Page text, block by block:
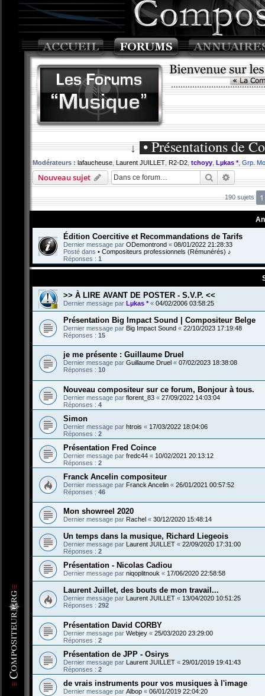
↓ • Présentations de
Modérateurs : lafaucheuse,Laurent JUILLET,R2-D2,tchoyy,Lµkas *,Grp.
Nouveau sujet Rechercher
190 sujets 1
Édition Coercitive et Recommandations de Tarifs
Dernier message par ODemontrond « 08/01/2022 21:28:33
Posté dans • Compositeurs professionnels (Rémunérés) ♪
Réponses : 1
>> À LIRE AVANT DE POSTER - S.V.P. <<
Dernier message par Lµkas *« 04/02/2006 03:58:25
Présentation Big Impact Sound | Compositeur Belge
Dernier message par Big Impact Sound « 22/10/2023 17:19:48
Réponses : 15
je me présente : Guillaume Druel
Dernier message par Guillaume Druel « 07/02/2023 18:38:08
Réponses : 10
Nouveau compositeur sur ce forum, Bonjour à tous.
Dernier message par florent_83 « 27/09/2022 14:03:04
Réponses : 4
Simon
Dernier message par htrois « 17/03/2022 18:04:06
Réponses : 2
Présentation Fred Coince
Dernier message par fredc44 « 10/02/2021 20:13:12
Réponses : 2
Franck Ancelin compositeur
Dernier message par Franck Ancelin « 26/01/2021 00:57:52
Réponses : 46
Mon showreel 2020
Dernier message par Rachel « 30/12/2020 15:48:14
Un temps dans la musique, Richard Liegeois
Dernier message par Laurent JUILLET « 22/09/2020 17:31:00
Réponses : 2
Présentation - Nicolas Cadiou
Dernier message par niqoplitnouk « 17/06/2020 22:58:58
Laurent Juillet, des bouts de mon travail...
Dernier message par Laurent JUILLET « 13/04/2020 10:51:25
Réponses : 292
Présentation David CORBY
Dernier message par Webjey « 25/03/2020 23:29:00
Réponses : 2
Présentation de JPP - Osirys
Dernier message par Laurent JUILLET « 29/01/2019 19:41:43
Réponses : 2
de vrais instruments pour vos musiques à l'image
Dernier message par Albop « 06/01/2019 22:04:20